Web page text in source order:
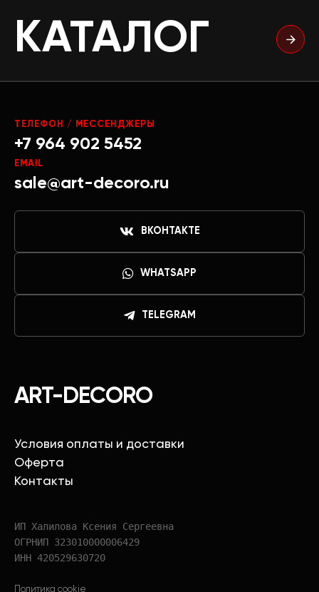
КАТАЛОГ
ART-DECORO
Условия оплаты и доставки
Оферта
Контакты
ИП Халилова Ксения Сергеевна
ОГРНИП 323010000006429
ИНН 420529630720
Политика cookie
ТЕЛЕФОН / МЕССЕНДЖЕРЫ
+7 964 902 5452
EMAIL
sale@art-decoro.ru
ВКОНТАКТЕ
WHATSAPP
TELEGRAM